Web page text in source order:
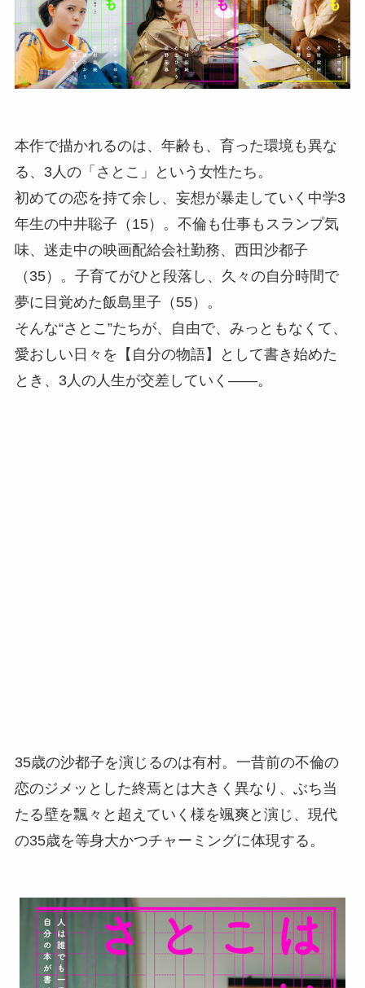
本作で描かれるのは、年齢も、育った環境も異な
る、3人の「さとこ」という女性たち。
初めての恋を持て余し、妄想が暴走していく中学3
年生の中井聡子（15）。不倫も仕事もスランプ気
味、迷走中の映画配給会社勤務、西田沙都子
（35）。子育てがひと段落し、久々の自分時間で
夢に目覚めた飯島里子（55）。
そんな“さとこ”たちが、自由で、みっともなくて、
愛おしい日々を【自分の物語】として書き始めた
とき、3人の人生が交差していく――。
35歳の沙都子を演じるのは有村。一昔前の不倫の
恋のジメッとした終焉とは大きく異なり、ぶち当
たる壁を飄々と超えていく様を颯爽と演じ、現代
の35歳を等身大かつチャーミングに体現する。